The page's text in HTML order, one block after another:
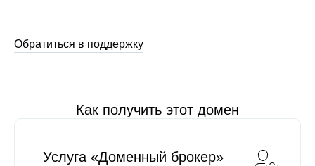
Обратиться в поддержку
Как получить этот домен
Услуга «Доменный брокер»